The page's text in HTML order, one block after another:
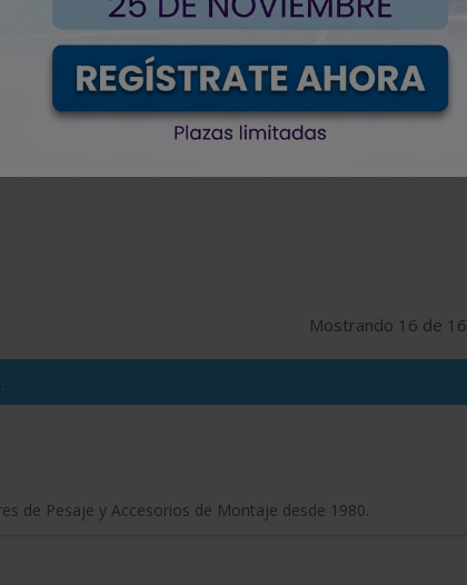
SUBCATEGORÍA PROVINCIA
Mostrando 16 de 16
de Pesaje y Accesorios de Montaje desde 1980.